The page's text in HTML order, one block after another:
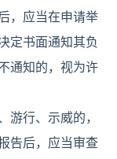
，应当在申请举
定书面通知其负
通知的，视为许
游行、示威的，
告后，应当审查